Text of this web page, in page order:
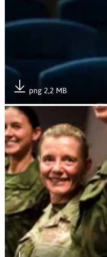
png 2,2 MB
Otwórz załącznik Wojsko